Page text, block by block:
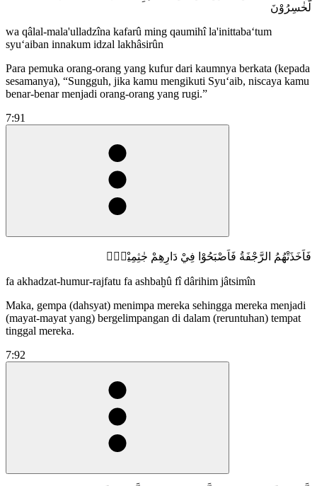
لَّخٰسِرُوْنَ
wa qâlal-mala'ulladzîna kafarû ming qaumihî la'inittaba‘tum
syu‘aiban innakum idzal lakhâsirûn
Para pemuka orang-orang yang kufur dari kaumnya berkata (kepada
sesamanya), “Sungguh, jika kamu mengikuti Syuʻaib, niscaya kamu
benar-benar menjadi orang-orang yang rugi.”
7:91
فَاَخَذَتْهُمُ الرَّجْفَةُ فَاَصْبَحُوْا فِيْ دَارِهِمْ جٰثِمِيْنَۙ
fa akhadzat-humur-rajfatu fa ashbaḫû fî dârihim jâtsimîn
Maka, gempa (dahsyat) menimpa mereka sehingga mereka menjadi
(mayat-mayat yang) bergelimpangan di dalam (reruntuhan) tempat
tinggal mereka.
7:92